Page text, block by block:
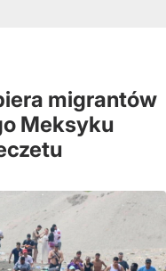
migrantów
Meksyku